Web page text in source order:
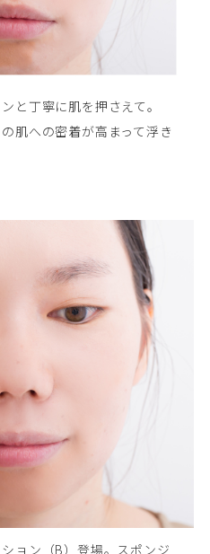
と丁寧に肌を押さえて。
肌への密着が高まって浮き
ョン（B）登場。スポンジ